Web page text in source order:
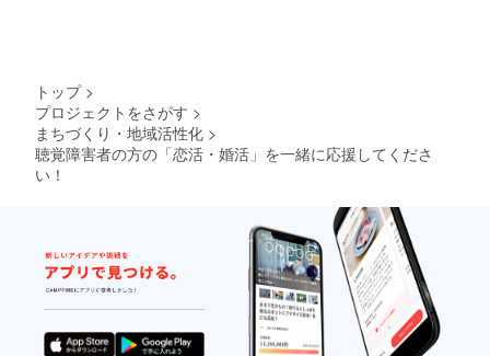
トップ >
プロジェクトをさがす >
まちづくり・地域活性化 >
聴覚障害者の方の「恋活・婚活」を一緒に応援してくださ
い！